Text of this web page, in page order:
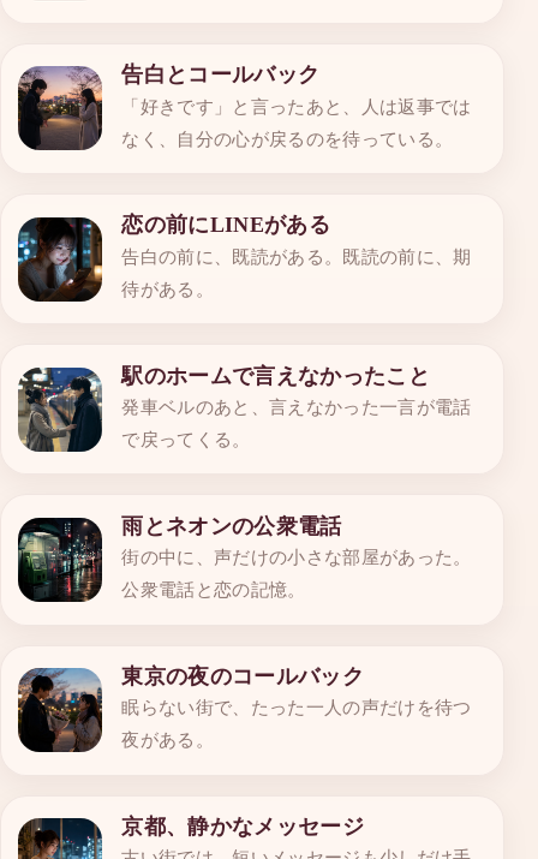
告白とコールバック
「好きです」と言ったあと、人は返事では
なく、自分の心が戻るのを待っている。
恋の前にLINEがある
告白の前に、既読がある。既読の前に、期
待がある。
駅のホームで言えなかったこと
発車ベルのあと、言えなかった一言が電話
で戻ってくる。
雨とネオンの公衆電話
街の中に、声だけの小さな部屋があった。
公衆電話と恋の記憶。
東京の夜のコールバック
眠らない街で、たった一人の声だけを待つ
夜がある。
京都、静かなメッセージ